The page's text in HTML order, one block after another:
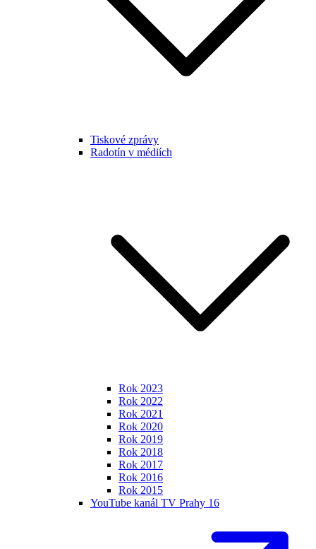
Tiskové zprávy
Radotín v médiích
Rok 2023
Rok 2022
Rok 2021
Rok 2020
Rok 2019
Rok 2018
Rok 2017
Rok 2016
Rok 2015
YouTube kanál TV Prahy 16